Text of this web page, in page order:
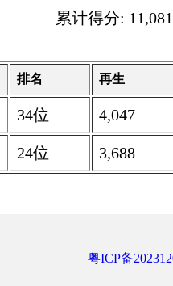
累计得分:
排名 再生
34位 4,047
24位 3,688
粤ICP备